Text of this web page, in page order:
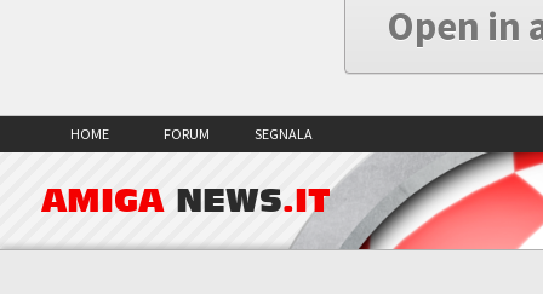
Open in
HOME FORUM SEGNALA
AMIGA NEWS.IT